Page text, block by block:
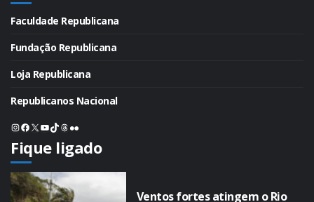
Faculdade Republicana
Fundação Republicana
Loja Republicana
Republicanos Nacional
Instagram
Facebook
X Youtube
TikTok
Threads
Flickr
Fique ligado
Ventos fortes atingem o Rio